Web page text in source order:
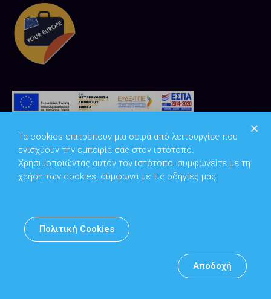
Copyright © 2026Υπουργείο Ψηφιακής Διακυβέρνησης
Υπεύθυνος DPO: Θανάσης Κοσμόπουλος | dpo@mindigital.gr
Τα cookies επιτρέπουν μια σειρά από λειτουργίες που
ενισχύουν την εμπειρία σας στον ιστότοπο.
Χρησιμοποιώντας αυτόν τον ιστότοπο, συμφωνείτε με τη
χρήση των cookies, σύμφωνα με τις οδηγίες μας.
Πολιτική Cookies
Αποδοχή